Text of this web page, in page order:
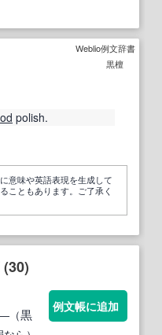
Weblio例文辞書
黒檀
polish.
意味や英語表現を生成して
こともあります。ご了承く
(30)
（黒
例文帳に追加